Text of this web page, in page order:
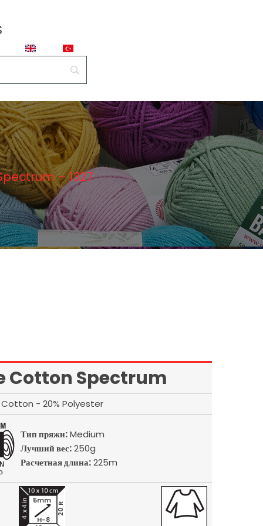
– 1327
Cotton Spectrum
Cotton - 20% Polyester
Тип пряжи:Medium
Лучший вес:250g
Расчетная длина:225m
20 R
5mm
H-8